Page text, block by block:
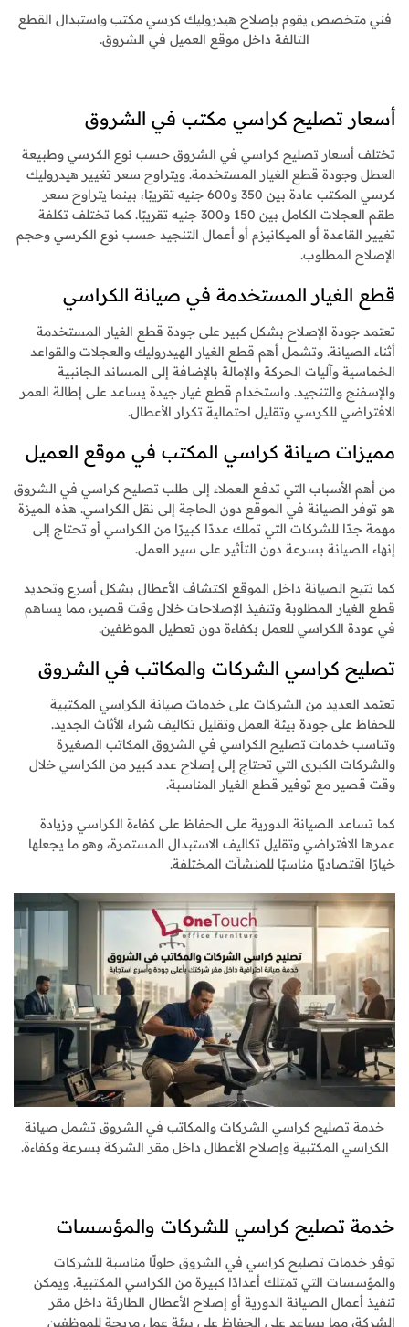
فني متخصص يقوم بإصلاح هيدروليك كرسي مكتب واستبدال القطع
التالفة داخل موقع العميل في الشروق.
أسعار تصليح كراسي مكتب في الشروق
تختلف أسعار تصليح كراسي في الشروق حسب نوع الكرسي وطبيعة
العطل وجودة قطع الغيار المستخدمة. ويتراوح سعر تغيير هيدروليك
كرسي المكتب عادة بين 350 و600 جنيه تقريبًا، بينما يتراوح سعر
طقم العجلات الكامل بين 150 و300 جنيه تقريبًا. كما تختلف تكلفة
تغيير القاعدة أو الميكانيزم أو أعمال التنجيد حسب نوع الكرسي وحجم
الإصلاح المطلوب.
قطع الغيار المستخدمة في صيانة الكراسي
تعتمد جودة الإصلاح بشكل كبير على جودة قطع الغيار المستخدمة
أثناء الصيانة. وتشمل أهم قطع الغيار الهيدروليك والعجلات والقواعد
الخماسية وآليات الحركة والإمالة بالإضافة إلى المساند الجانبية
والإسفنج والتنجيد. واستخدام قطع غيار جيدة يساعد على إطالة العمر
الافتراضي للكرسي وتقليل احتمالية تكرار الأعطال.
مميزات صيانة كراسي المكتب في موقع العميل
من أهم الأسباب التي تدفع العملاء إلى طلب تصليح كراسي في الشروق
هو توفر الصيانة في الموقع دون الحاجة إلى نقل الكراسي. هذه الميزة
مهمة جدًا للشركات التي تملك عددًا كبيرًا من الكراسي أو تحتاج إلى
إنهاء الصيانة بسرعة دون التأثير على سير العمل.
كما تتيح الصيانة داخل الموقع اكتشاف الأعطال بشكل أسرع وتحديد
قطع الغيار المطلوبة وتنفيذ الإصلاحات خلال وقت قصير، مما يساهم
في عودة الكراسي للعمل بكفاءة دون تعطيل الموظفين.
تصليح كراسي الشركات والمكاتب في الشروق
تعتمد العديد من الشركات على خدمات صيانة الكراسي المكتبية
للحفاظ على جودة بيئة العمل وتقليل تكاليف شراء الأثاث الجديد.
وتناسب خدمات تصليح الكراسي في الشروق المكاتب الصغيرة
والشركات الكبرى التي تحتاج إلى إصلاح عدد كبير من الكراسي خلال
وقت قصير مع توفير قطع الغيار المناسبة.
كما تساعد الصيانة الدورية على الحفاظ على كفاءة الكراسي وزيادة
عمرها الافتراضي وتقليل تكاليف الاستبدال المستمرة، وهو ما يجعلها
خيارًا اقتصاديًا مناسبًا للمنشآت المختلفة.
خدمة تصليح كراسي الشركات والمكاتب في الشروق تشمل صيانة
الكراسي المكتبية وإصلاح الأعطال داخل مقر الشركة بسرعة وكفاءة.
خدمة تصليح كراسي للشركات والمؤسسات
توفر خدمات تصليح كراسي في الشروق حلولًا مناسبة للشركات
والمؤسسات التي تمتلك أعدادًا كبيرة من الكراسي المكتبية. ويمكن
تنفيذ أعمال الصيانة الدورية أو إصلاح الأعطال الطارئة داخل مقر
الشركة، مما يساعد على الحفاظ على بيئة عمل مريحة للموظفين